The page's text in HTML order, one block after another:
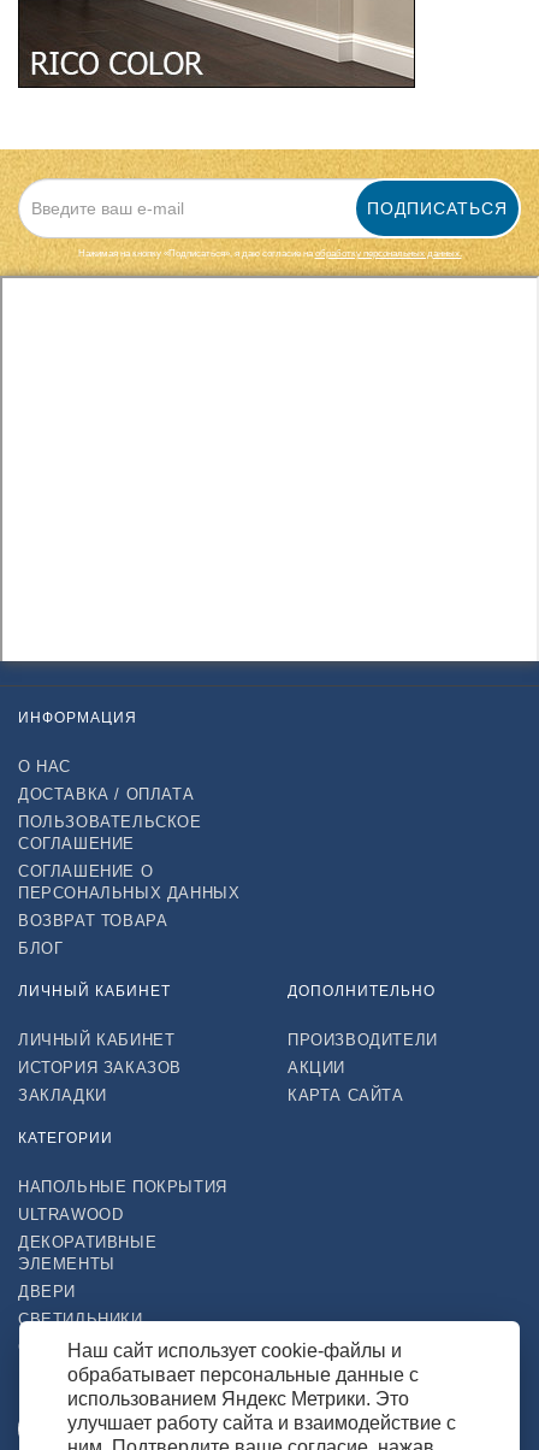
ПОДПИСАТЬСЯ
Нажимая на кнопку «Подписаться», я даю cогласие наобработку персональных данных.
Наш сайт использует cookie-файлы и
обрабатывает персональные данные с
использованием Яндекс Метрики. Это
улучшает работу сайта и взаимодействие с
ИНФОРМАЦИЯ
О НАС
ДОСТАВКА / ОПЛАТА
ПОЛЬЗОВАТЕЛЬСКОЕ
СОГЛАШЕНИЕ
СОГЛАШЕНИЕ О
ПЕРСОНАЛЬНЫХ ДАННЫХ
ВОЗВРАТ ТОВАРА
БЛОГ
ЛИЧНЫЙ КАБИНЕТ
ЛИЧНЫЙ КАБИНЕТ
ИСТОРИЯ ЗАКАЗОВ
ЗАКЛАДКИ
ДОПОЛНИТЕЛЬНО
ПРОИЗВОДИТЕЛИ
АКЦИИ
КАРТА САЙТА
КАТЕГОРИИ
НАПОЛЬНЫЕ ПОКРЫТИЯ
ULTRAWOOD
ДЕКОРАТИВНЫЕ
ЭЛЕМЕНТЫ
ДВЕРИ
СВЕТИЛЬНИКИ
СТРОЙТОВАРЫ
НАШ МАГАЗИН В СОЦСЕТЯХ